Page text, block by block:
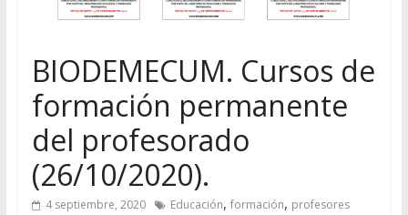
BIODEMECUM. Cursos de
formación permanente
del profesorado
(26/10/2020).
4 septiembre, 2020 Educación, formación, profesores